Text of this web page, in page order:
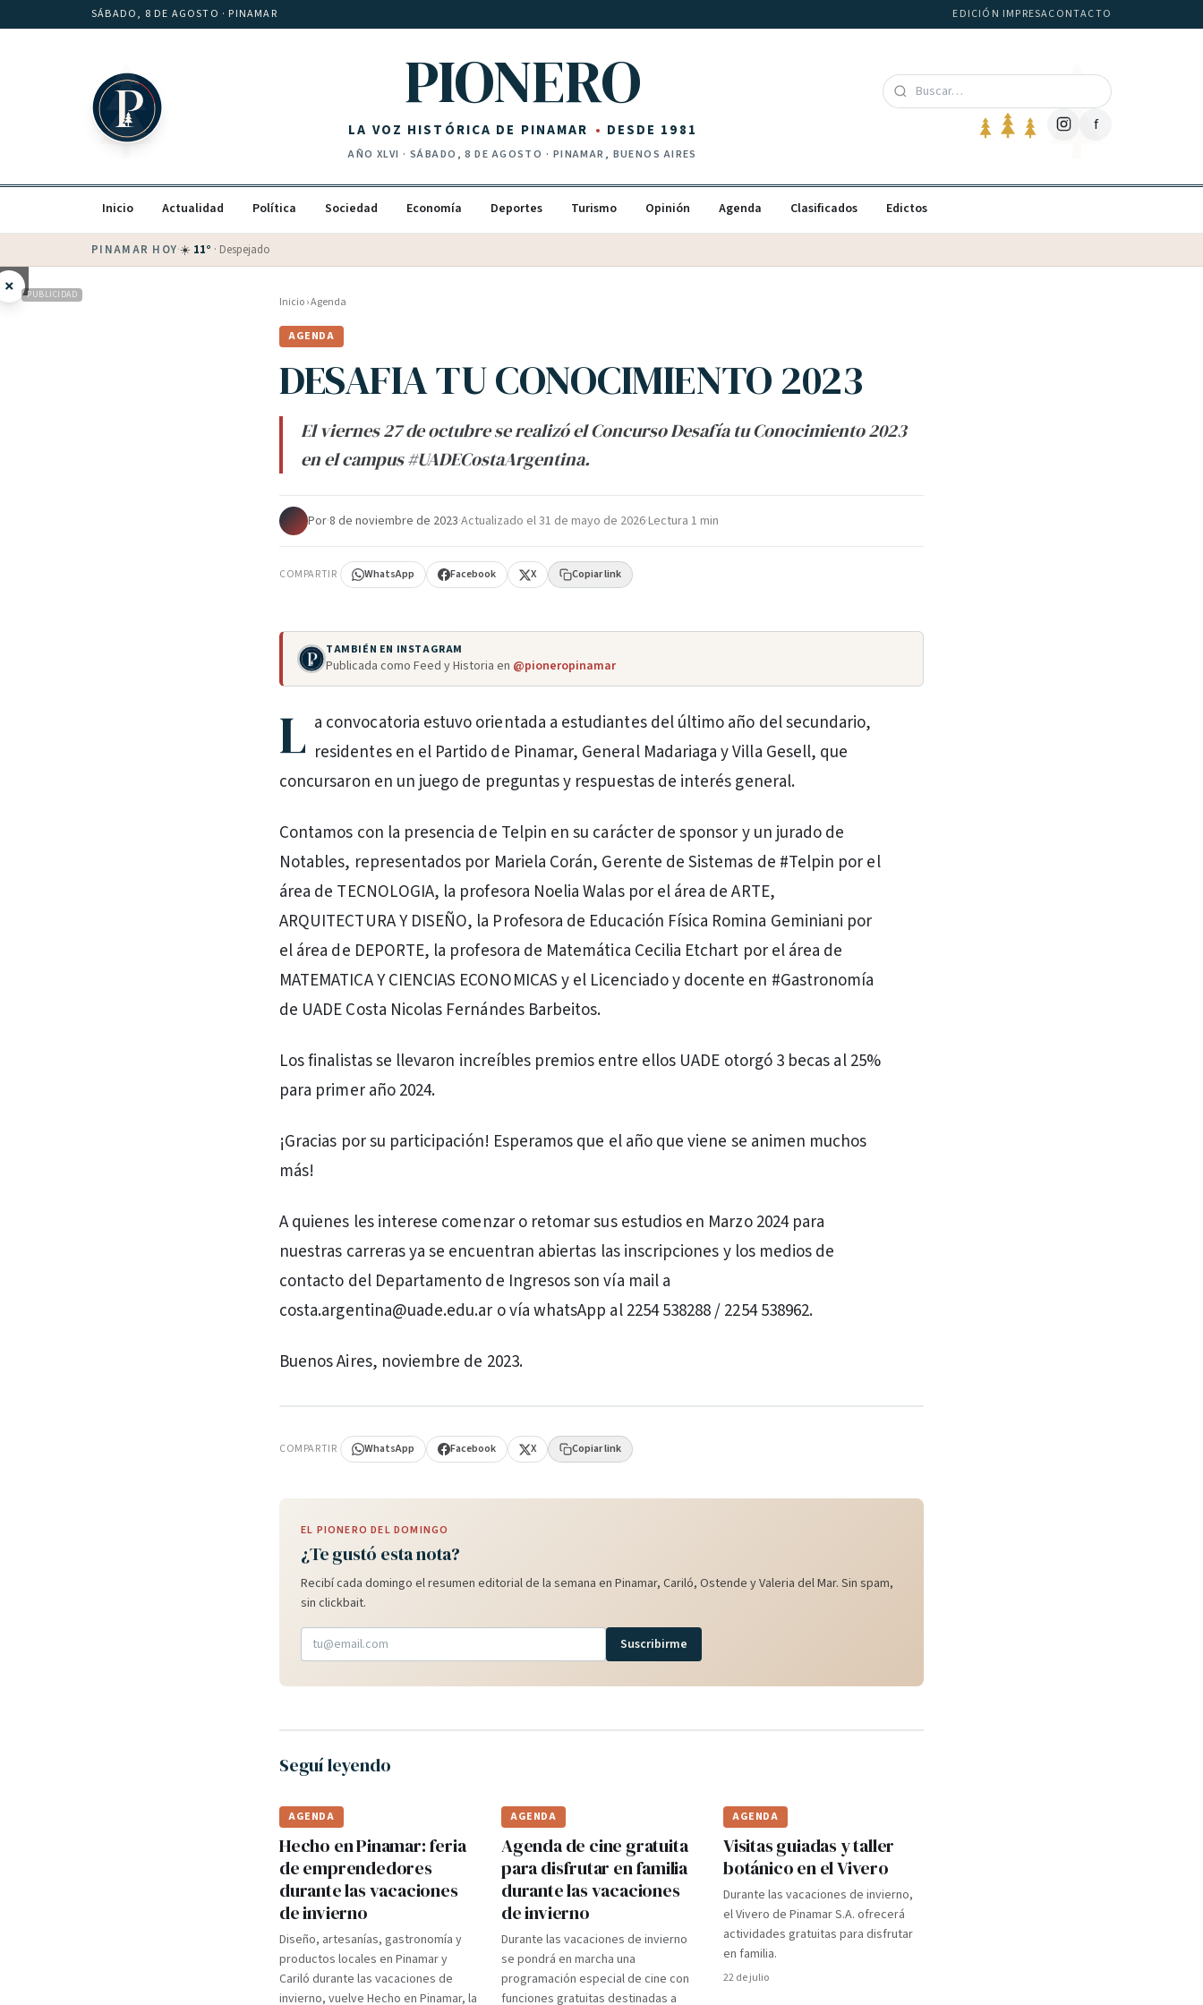
Saltar al contenidoSÁBADO, 8 DE AGOSTO · PINAMAR EDICIÓN IMPRESACONTACTO
PIONERO
LA VOZ HISTÓRICA DE PINAMAR DESDE 1981
AÑO XLVI · SÁBADO, 8 DE AGOSTO · PINAMAR, BUENOS AIRES
f
Inicio Actualidad Política Sociedad Economía Deportes Turismo Opinión Agenda Clasificados Edictos
PINAMAR HOY·💵 Dólar blue$1525
× PUBLICIDAD Inicio›Agenda
AGENDA
DESAFIA TU CONOCIMIENTO 2023
El viernes 27 de octubre se realizó el Concurso Desafía tu Conocimiento 2023
en el campus #UADECostaArgentina.
Por·8 de noviembre de 2023·Actualizado el31 de mayo de 2026·Lectura 1 min
COMPARTIR WhatsApp Facebook X Copiar link
TAMBIÉN EN INSTAGRAM
Publicada como Feed y Historia en @pioneropinamar
L a convocatoria estuvo orientada a estudiantes del último año del secundario,
residentes en el Partido de Pinamar, General Madariaga y Villa Gesell, que
concursaron en un juego de preguntas y respuestas de interés general.
Contamos con la presencia de Telpin en su carácter de sponsor y un jurado de
Notables, representados por Mariela Corán, Gerente de Sistemas de #Telpin por el
área de TECNOLOGIA, la profesora Noelia Walas por el área de ARTE,
ARQUITECTURA Y DISEÑO, la Profesora de Educación Física Romina Geminiani por
el área de DEPORTE, la profesora de Matemática Cecilia Etchart por el área de
MATEMATICA Y CIENCIAS ECONOMICAS y el Licenciado y docente en #Gastronomía
de UADE Costa Nicolas Fernándes Barbeitos.
Los finalistas se llevaron increíbles premios entre ellos UADE otorgó 3 becas al 25%
para primer año 2024.
¡Gracias por su participación! Esperamos que el año que viene se animen muchos
más!
A quienes les interese comenzar o retomar sus estudios en Marzo 2024 para
nuestras carreras ya se encuentran abiertas las inscripciones y los medios de
contacto del Departamento de Ingresos son vía mail a
costa.argentina@uade.edu.ar o vía whatsApp al 2254 538288 / 2254 538962.
Buenos Aires, noviembre de 2023.
COMPARTIR WhatsApp Facebook X Copiar link
EL PIONERO DEL DOMINGO
¿Te gustó esta nota?
Recibí cada domingo el resumen editorial de la semana en Pinamar, Cariló, Ostende y Valeria del Mar. Sin spam,
sin clickbait.
Suscribirme
Seguí leyendo
AGENDA
Hecho en Pinamar: feria
de emprendedores
durante las vacaciones
de invierno
Diseño, artesanías, gastronomía y
productos locales en Pinamar y
Cariló durante las vacaciones de
invierno, vuelve Hecho en Pinamar, la
AGENDA
Agenda de cine gratuita
para disfrutar en familia
durante las vacaciones
de invierno
Durante las vacaciones de invierno
se pondrá en marcha una
programación especial de cine con
funciones gratuitas destinadas a
AGENDA
Visitas guiadas y taller
botánico en el Vivero
Durante las vacaciones de invierno,
el Vivero de Pinamar S.A. ofrecerá
actividades gratuitas para disfrutar
en familia.
22 de julio